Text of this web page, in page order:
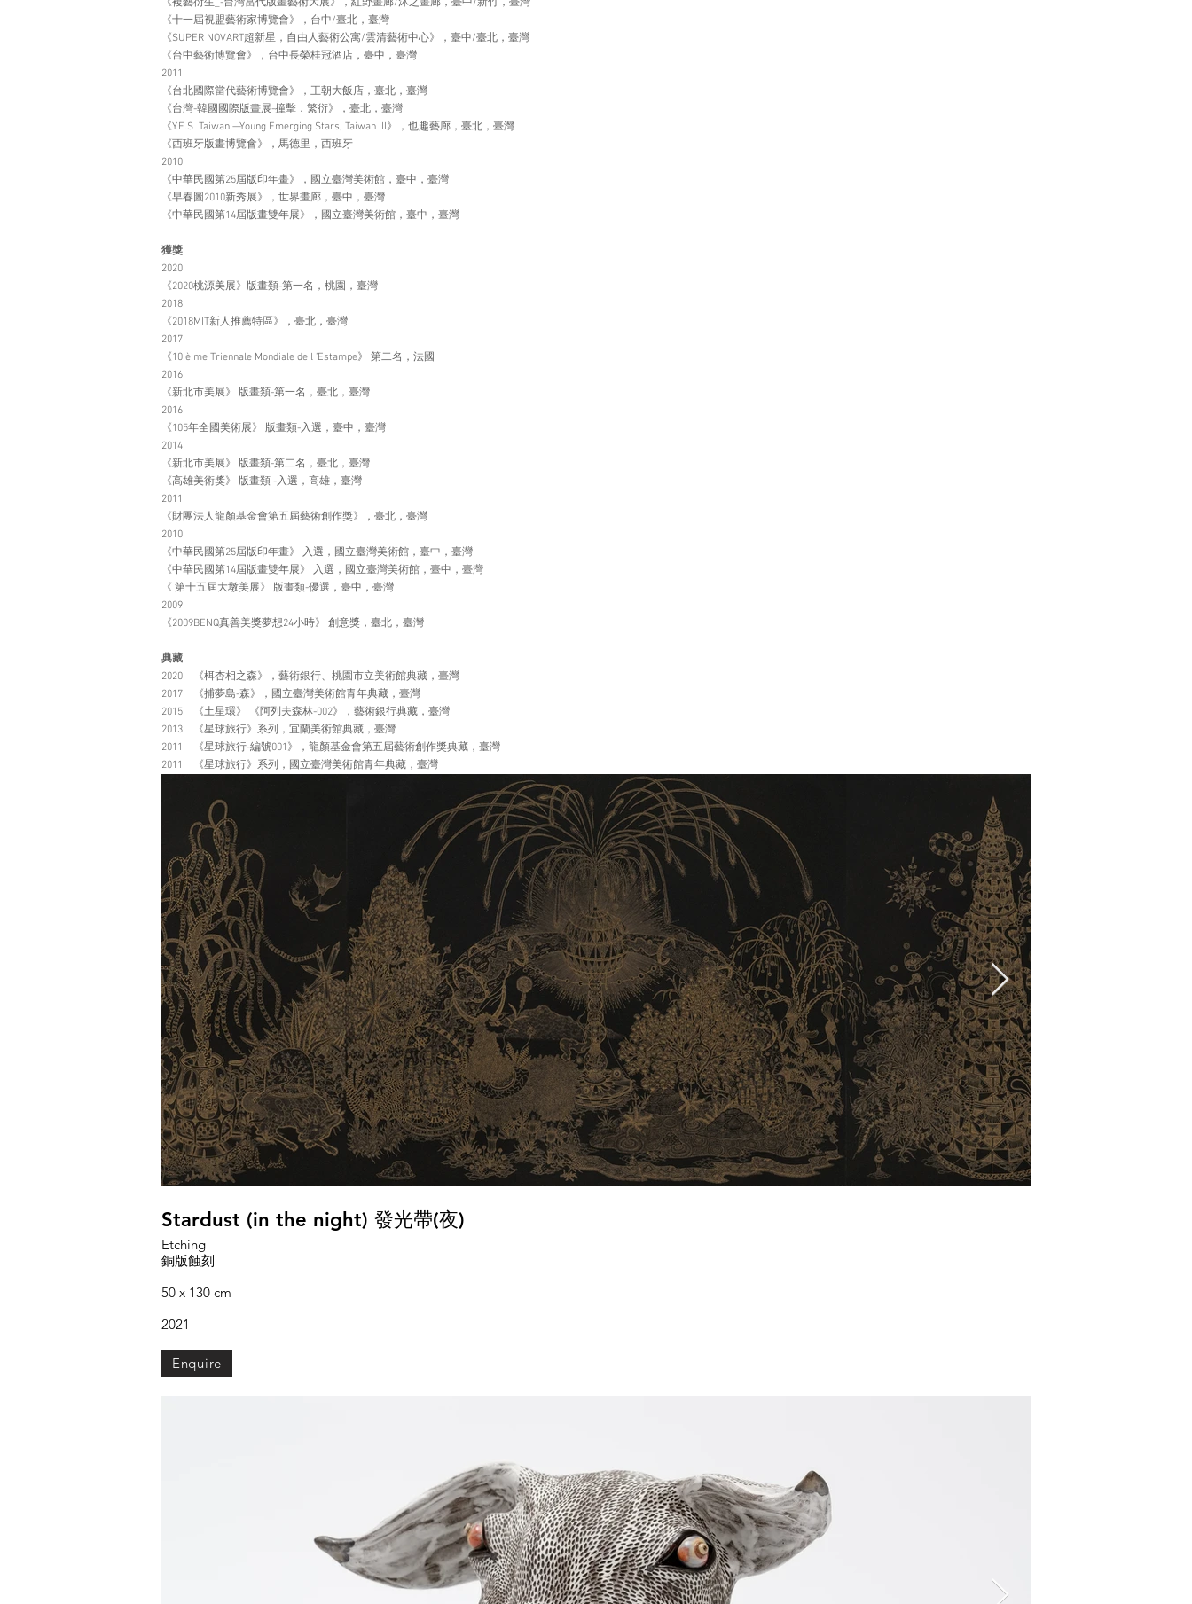
《複藝衍生_-台灣當代版畫藝術大展》，紅野畫廊/沐之畫廊，臺中/新竹，臺灣
《十一屆視盟藝術家博覽會》，台中/臺北，臺灣
《SUPER NOVART超新星，自由人藝術公寓/雲清藝術中心》，臺中/臺北，臺灣
《台中藝術博覽會》，台中長榮桂冠酒店，臺中，臺灣
2011
《台北國際當代藝術博覽會》，王朝大飯店，臺北，臺灣
《台灣-韓國國際版畫展-撞擊．繁衍》，臺北，臺灣
《Y.E.S Taiwan!—Young Emerging Stars, Taiwan III》，也趣藝廊，臺北，臺灣
《西班牙版畫博覽會》，馬德里，西班牙
2010
《中華民國第25屆版印年畫》，國立臺灣美術館，臺中，臺灣
《早春圖2010新秀展》，世界畫廊，臺中，臺灣
《中華民國第14屆版畫雙年展》，國立臺灣美術館，臺中，臺灣
獲獎
2020
《2020桃源美展》版畫類-第一名，桃園，臺灣
2018
《2018MIT新人推薦特區》，臺北，臺灣
2017
《10 è me Triennale Mondiale de l ’Estampe》 第二名，法國
2016
《新北市美展》 版畫類-第一名，臺北，臺灣
2016
《105年全國美術展》 版畫類-入選，臺中，臺灣
2014
《新北市美展》 版畫類-第二名，臺北，臺灣
《高雄美術獎》 版畫類 -入選，高雄，臺灣
2011
《財團法人龍顏基金會第五屆藝術創作獎》，臺北，臺灣
2010
《中華民國第25屆版印年畫》 入選，國立臺灣美術館，臺中，臺灣
《中華民國第14屆版畫雙年展》 入選，國立臺灣美術館，臺中，臺灣
《 第十五屆大墩美展》 版畫類-優選，臺中，臺灣
2009
《2009BENQ真善美獎夢想24小時》 創意獎，臺北，臺灣
典藏
2020 《栮杏相之森》，藝術銀行、桃園市立美術館典藏，臺灣
2017 《捕夢島-森》，國立臺灣美術館青年典藏，臺灣
2015 《土星環》 《阿列夫森林-002》，藝術銀行典藏，臺灣
2013 《星球旅行》系列，宜蘭美術館典藏，臺灣
2011 《星球旅行-編號001》，龍顏基金會第五屆藝術創作獎典藏，臺灣
2011 《星球旅行》系列，國立臺灣美術館青年典藏，臺灣
Stardust (in the night) 發光帶(夜)
Etching
銅版蝕刻
50 x 130 cm
2021
Enquire